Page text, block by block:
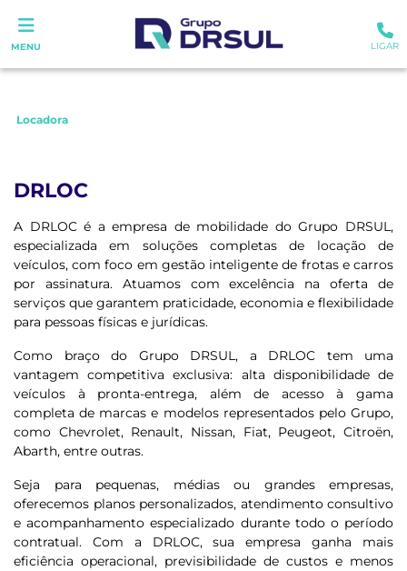
MENU LIGAR
Locadora
DRLOC
A DRLOC é a empresa de mobilidade do Grupo DRSUL,
especializada em soluções completas de locação de
veículos, com foco em gestão inteligente de frotas e carros
por assinatura. Atuamos com excelência na oferta de
serviços que garantem praticidade, economia e flexibilidade
para pessoas físicas e jurídicas.
Como braço do Grupo DRSUL, a DRLOC tem uma
vantagem competitiva exclusiva: alta disponibilidade de
veículos à pronta-entrega, além de acesso à gama
completa de marcas e modelos representados pelo Grupo,
como Chevrolet, Renault, Nissan, Fiat, Peugeot, Citroën,
Abarth, entre outras.
Seja para pequenas, médias ou grandes empresas,
oferecemos planos personalizados, atendimento consultivo
e acompanhamento especializado durante todo o período
contratual. Com a DRLOC, sua empresa ganha mais
eficiência operacional, previsibilidade de custos e menos